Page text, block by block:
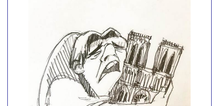
en particulier celui des Etats-Unis, dont les
volontaires, par deux fois au cours du XX° siècle,
ont aidé la France à recouvrer sa liberté, scellant
une amitié née dès avant la participation de la
France à la Guerre d’Indépendance. Les
interventions d'un jeune lecteur de Notre-Dame